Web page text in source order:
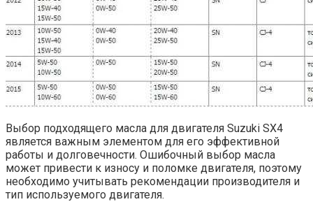
Выбор подходящего масла для двигателя Suzuki SX4
является важным элементом для его эффективной
работы и долговечности. Ошибочный выбор масла
может привести к износу и поломке двигателя, поэтому
необходимо учитывать рекомендации производителя и
тип используемого двигателя.